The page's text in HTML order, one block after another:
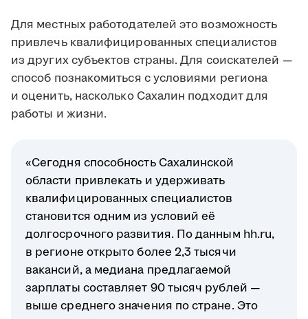
Для местных работодателей это возможность
привлечь квалифицированных специалистов
из других субъектов страны. Для соискателей —
способ познакомиться с условиями региона
и оценить, насколько Сахалин подходит для
работы и жизни.
«Сегодня способность Сахалинской
области привлекать и удерживать
квалифицированных специалистов
становится одним из условий её
долгосрочного развития. По данным hh.ru,
в регионе открыто более 2,3 тысячи
вакансий, а медиана предлагаемой
зарплаты составляет 90 тысяч рублей —
выше среднего значения по стране. Это